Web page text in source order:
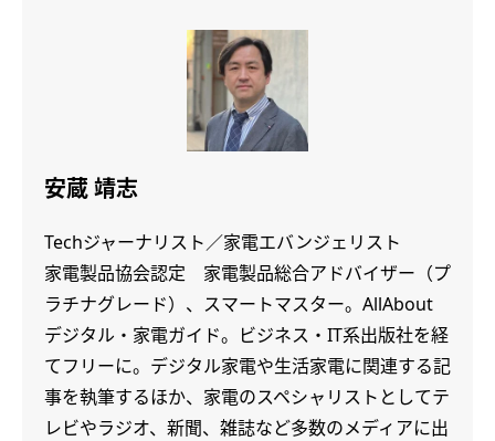
安蔵 靖志
Techジャーナリスト／家電エバンジェリスト
家電製品協会認定 家電製品総合アドバイザー（プ
ラチナグレード）、スマートマスター。AllAbout
デジタル・家電ガイド。ビジネス・IT系出版社を経
てフリーに。デジタル家電や生活家電に関連する記
事を執筆するほか、家電のスペシャリストとしてテ
レビやラジオ、新聞、雑誌など多数のメディアに出